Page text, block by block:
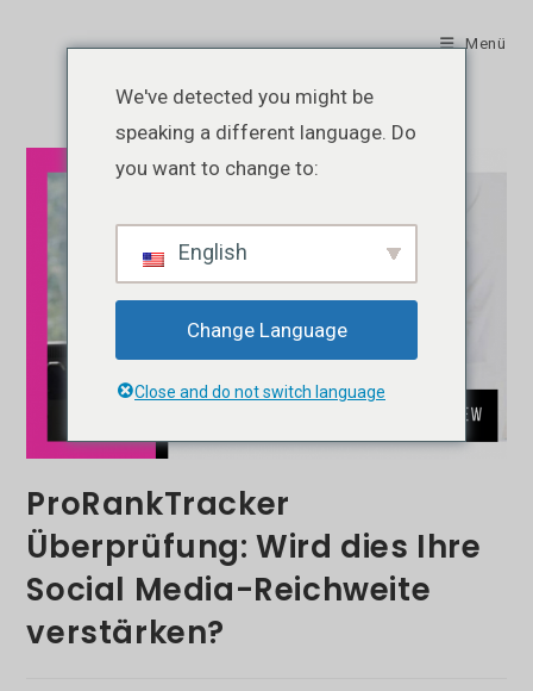
Menü
ProRankTracker
Überprüfung: Wird dies Ihre
Social Media-Reichweite
verstärken?
We've detected you might be
speaking a different language. Do
you want to change to:
English
Change Language
Close and do not switch language